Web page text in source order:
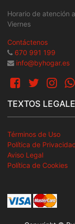
Horario de atención
Viernes
Contáctenos
670 991 199
info@byhogar.es
TEXTOS
Términos de Uso
Política de
Aviso Legal
Política de Cookies